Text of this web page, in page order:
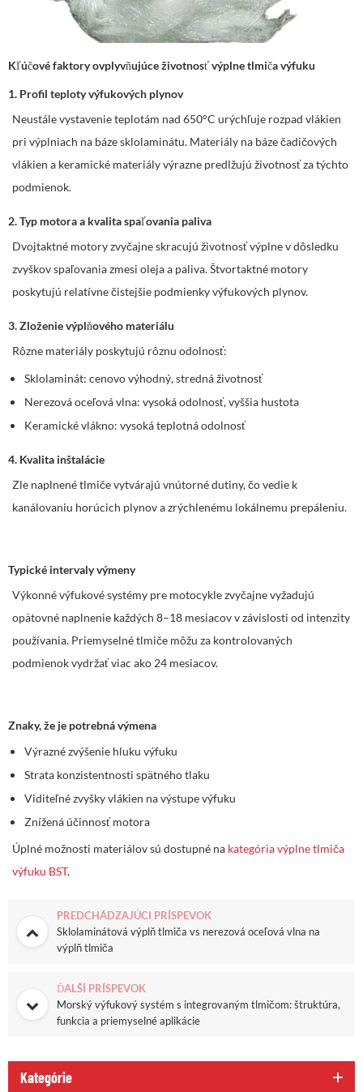
Kľúčové faktory ovplyvňujúce životnosť výplne tlmiča výfuku
1. Profil teploty výfukových plynov
Neustále vystavenie teplotám nad 650°C urýchľuje rozpad vlákien
pri výplniach na báze sklolaminátu. Materiály na báze čadičových
vlákien a keramické materiály výrazne predlžujú životnosť za týchto
podmienok.
2. Typ motora a kvalita spaľovania paliva
Dvojtaktné motory zvyčajne skracujú životnosť výplne v dôsledku
zvyškov spaľovania zmesi oleja a paliva. Štvortaktné motory
poskytujú relatívne čistejšie podmienky výfukových plynov.
3. Zloženie výplňového materiálu
Rôzne materiály poskytujú rôznu odolnosť:
Sklolaminát: cenovo výhodný, stredná životnosť
Nerezová oceľová vlna: vysoká odolnosť, vyššia hustota
Keramické vlákno: vysoká teplotná odolnosť
4. Kvalita inštalácie
Zle naplnené tlmiče vytvárajú vnútorné dutiny, čo vedie k
kanálovaniu horúcich plynov a zrýchlenému lokálnemu prepáleniu.
Typické intervaly výmeny
Výkonné výfukové systémy pre motocykle zvyčajne vyžadujú
opätovné naplnenie každých 8–18 mesiacov v závislosti od intenzity
používania. Priemyselné tlmiče môžu za kontrolovaných
podmienok vydržať viac ako 24 mesiacov.
Znaky, že je potrebná výmena
Výrazné zvýšenie hluku výfuku
Strata konzistentnosti spätného tlaku
Viditeľné zvyšky vlákien na výstupe výfuku
Znížená účinnosť motora
Úplné možnosti materiálov sú dostupné na kategória výplne tlmiča
výfuku BST.
PREDCHÁDZAJÚCI PRÍSPEVOK
Sklolaminátová výplň tlmiča vs nerezová oceľová vlna na
výplň tlmiča
ĎALŠÍ PRÍSPEVOK
Morský výfukový systém s integrovaným tlmičom: štruktúra,
funkcia a priemyselné aplikácie
Kategórie